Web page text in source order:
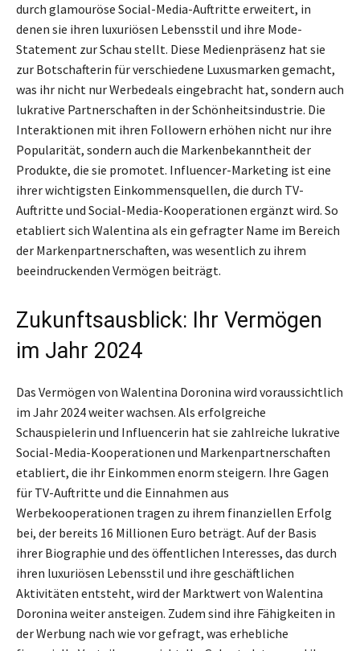
durch glamouröse Social-Media-Auftritte erweitert, in
denen sie ihren luxuriösen Lebensstil und ihre Mode-
Statement zur Schau stellt. Diese Medienpräsenz hat sie
zur Botschafterin für verschiedene Luxusmarken gemacht,
was ihr nicht nur Werbedeals eingebracht hat, sondern auch
lukrative Partnerschaften in der Schönheitsindustrie. Die
Interaktionen mit ihren Followern erhöhen nicht nur ihre
Popularität, sondern auch die Markenbekanntheit der
Produkte, die sie promotet. Influencer-Marketing ist eine
ihrer wichtigsten Einkommensquellen, die durch TV-
Auftritte und Social-Media-Kooperationen ergänzt wird. So
etabliert sich Walentina als ein gefragter Name im Bereich
der Markenpartnerschaften, was wesentlich zu ihrem
beeindruckenden Vermögen beiträgt.
Zukunftsausblick: Ihr Vermögen
im Jahr 2024
Das Vermögen von Walentina Doronina wird voraussichtlich
im Jahr 2024 weiter wachsen. Als erfolgreiche
Schauspielerin und Influencerin hat sie zahlreiche lukrative
Social-Media-Kooperationen und Markenpartnerschaften
etabliert, die ihr Einkommen enorm steigern. Ihre Gagen
für TV-Auftritte und die Einnahmen aus
Werbekooperationen tragen zu ihrem finanziellen Erfolg
bei, der bereits 16 Millionen Euro beträgt. Auf der Basis
ihrer Biographie und des öffentlichen Interesses, das durch
ihren luxuriösen Lebensstil und ihre geschäftlichen
Aktivitäten entsteht, wird der Marktwert von Walentina
Doronina weiter ansteigen. Zudem sind ihre Fähigkeiten in
der Werbung nach wie vor gefragt, was erhebliche